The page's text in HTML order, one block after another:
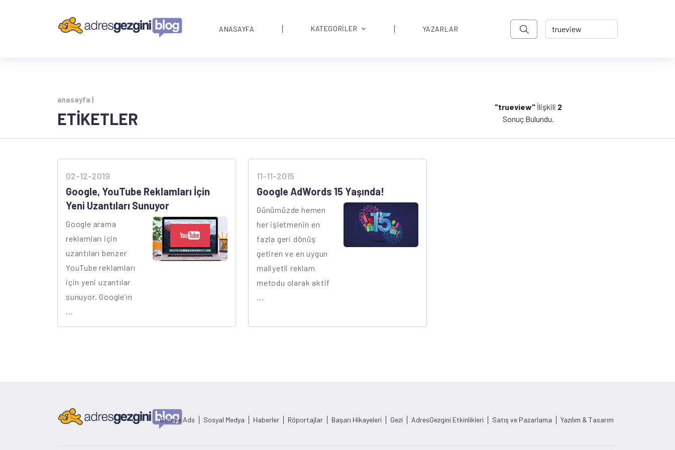
ANASAYFA KATEGORİLER YAZARLAR
anasayfa |
ETİKETLER
"trueview" İlişkili 2
Sonuç Bulundu.
02-12-2019
Google, YouTube Reklamları İçin
Yeni Uzantıları Sunuyor
Google arama
reklamları için
uzantıları benzer
YouTube reklamları
için yeni uzantılar
sunuyor. Google’ın
...
11-11-2015
Google AdWords 15 Yaşında!
Günümüzde hemen
her işletmenin en
fazla geri dönüş
getiren ve en uygun
maliyetli reklam
metodu olarak aktif
...
Google Ads Sosyal Medya Haberler Röportajlar Başarı Hikayeleri Gezi AdresGezgini Etkinlikleri Satış ve Pazarlama Yazılım & Tasarım